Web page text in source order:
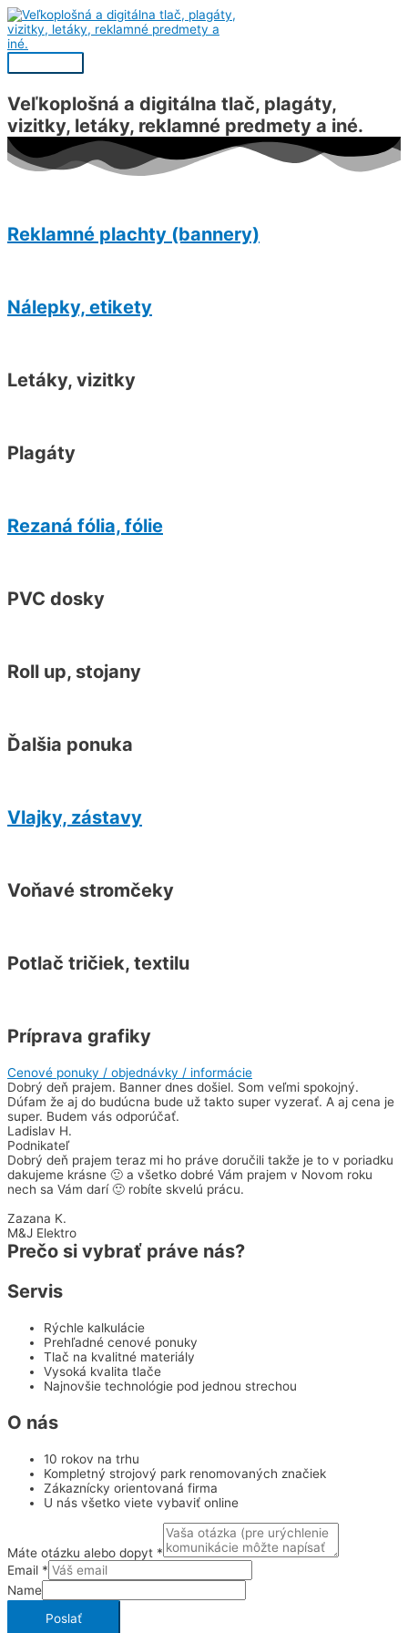
Preskočiť
na
obsah
Hlavné
Veľkoplošná a digitálna tlač, plagáty,
vizitky, letáky, reklamné predmety a iné.
Reklamné plachty (bannery)
Nálepky, etikety
Letáky, vizitky
Plagáty
Rezaná fólia, fólie
PVC dosky
Roll up, stojany
Ďalšia ponuka
Vlajky, zástavy
Voňavé stromčeky
Potlač tričiek, textilu
Príprava grafiky
Cenové ponuky / objednávky / informácie
Dobrý deň prajem. Banner dnes došiel. Som veľmi spokojný.
Dúfam že aj do budúcna bude už takto super vyzerať. A aj cena je
super. Budem vás odporúčať.
Ladislav H.
Podnikateľ
Dobrý deň prajem teraz mi ho práve doručili takže je to v poriadku
dakujeme krásne 🙂 a všetko dobré Vám prajem v Novom roku
nech sa Vám darí 🙂 robíte skvelú prácu.
Zazana K.
M&J Elektro
Prečo si vybrať práve nás?
Servis
Rýchle kalkulácie
Prehľadné cenové ponuky
Tlač na kvalitné materiály
Vysoká kvalita tlače
Najnovšie technológie pod jednou strechou
O nás
10 rokov na trhu
Kompletný strojový park renomovaných značiek
Zákaznícky orientovaná firma
U nás všetko viete vybaviť online
Máte otázku alebo dopyt *
Email *
Name
Poslať